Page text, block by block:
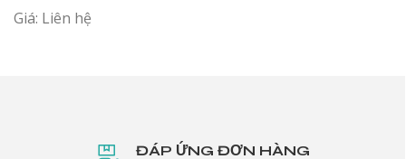
Giá: Liên hệ
ĐÁP ỨNG ĐƠN HÀNG